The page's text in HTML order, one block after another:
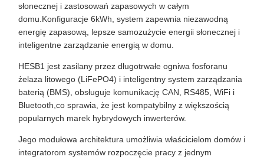
słonecznej i zastosowań zapasowych w całym
domu.Konfiguracje 6kWh, system zapewnia niezawodną
energię zapasową, lepsze samozużycie energii słonecznej i
inteligentne zarządzanie energią w domu.
HESB1 jest zasilany przez długotrwałe ogniwa fosforanu
żelaza litowego (LiFePO4) i inteligentny system zarządzania
baterią (BMS), obsługuje komunikację CAN, RS485, WiFi i
Bluetooth,co sprawia, że jest kompatybilny z większością
popularnych marek hybrydowych inwerterów.
Jego modułowa architektura umożliwia właścicielom domów i
integratorom systemów rozpoczęcie pracy z jednym